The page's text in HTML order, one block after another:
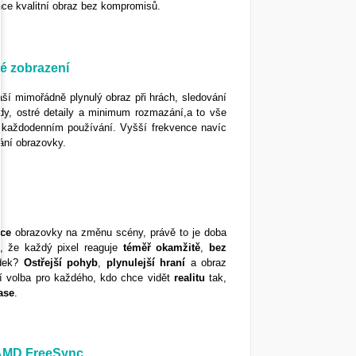
kvalitní obraz bez kompromisů.
zobrazení
mimořádně plynulý obraz při hrách, sledování
ostré detaily a minimum rozmazání,a to vše
používání. Vyšší frekvence navíc
obrazovky.
obrazovky na změnu scény, právě to je doba
že každý pixel reaguje téměř okamžitě ,bez
Ostřejší pohyb plynulejší hraní a obraz
pro každého, kdo chce vidět realitu tak,
FreeSync